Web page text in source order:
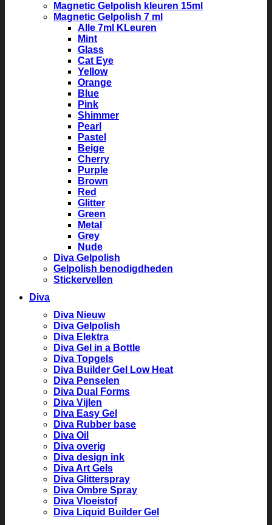
Magnetic Gelpolish kleuren 15ml
Magnetic Gelpolish 7 ml
Alle 7ml KLeuren
Mint
Glass
Cat Eye
Yellow
Orange
Blue
Pink
Shimmer
Pearl
Pastel
Beige
Cherry
Purple
Brown
Red
Glitter
Green
Metal
Grey
Nude
Diva Gelpolish
Gelpolish benodigdheden
Stickervellen
Diva
Diva Nieuw
Diva Gelpolish
Diva Elektra
Diva Gel in a Bottle
Diva Topgels
Diva Builder Gel Low Heat
Diva Penselen
Diva Dual Forms
Diva Vijlen
Diva Easy Gel
Diva Rubber base
Diva Oil
Diva overig
Diva design ink
Diva Art Gels
Diva Glitterspray
Diva Ombre Spray
Diva Vloeistof
Diva Liquid Builder Gel